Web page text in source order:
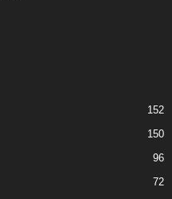
152
150
96
72